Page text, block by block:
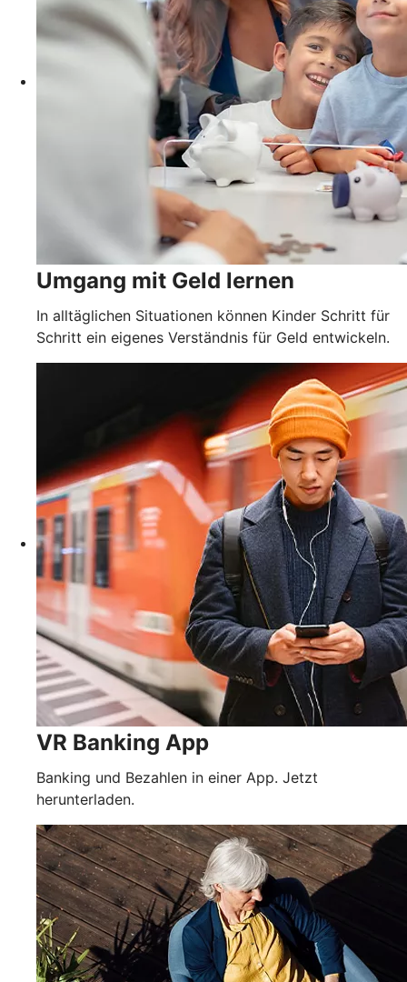
Umgang mit Geld lernen
In alltäglichen Situationen können Kinder Schritt für
Schritt ein eigenes Verständnis für Geld entwickeln.
VR Banking App
Banking und Bezahlen in einer App. Jetzt
herunterladen.